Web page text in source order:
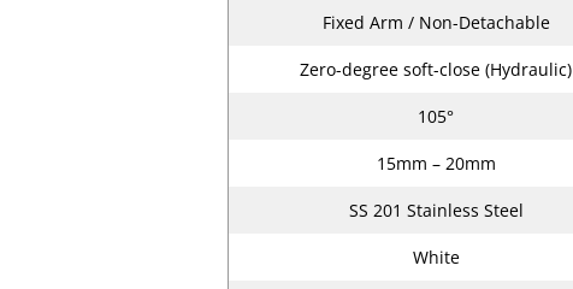
Fixed Arm / Non-Detachable
Zero-degree soft-close (Hydraulic)
105°
15mm – 20mm
SS 201 Stainless Steel
White